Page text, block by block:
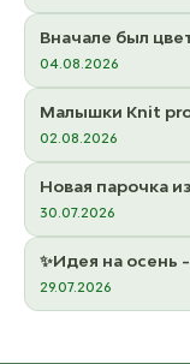
Вначале был
04.08.2026
Малышки Knit
02.08.2026
Новая парочка
30.07.2026
✨Идея на осень
29.07.2026